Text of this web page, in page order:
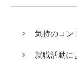
気持のコン
就職活動に